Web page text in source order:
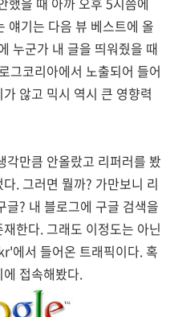
얘기는 다음 뷰 베스트에 올
누군가 내 글을 띄워줬을 때
그코리아에서 노출되어 들어
않고 믹시 역시 큰 영향력
각만큼 안올랐고 리퍼러를 봤
. 그러면 뭘까? 가만보니 리
? 내 블로그에 구글 검색을
한다. 그래도 이정도는 아닌
에서 들어온 트래픽이다. 혹
접속해봤다.